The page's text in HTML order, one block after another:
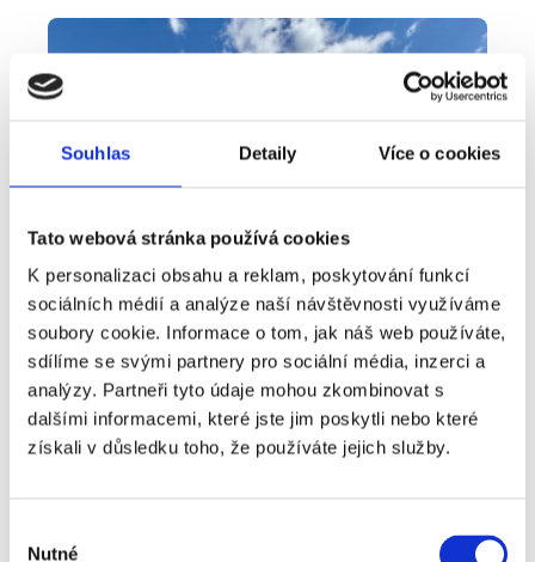
Souhlas Detaily Více o cookies
Tato webová stránka používá cookies
K personalizaci obsahu a reklam, poskytování funkcí
sociálních médií a analýze naší návštěvnosti využíváme
soubory cookie. Informace o tom, jak náš web používáte,
sdílíme se svými partnery pro sociální média, inzerci a
analýzy. Partneři tyto údaje mohou zkombinovat s
dalšími informacemi, které jste jim poskytli nebo které
získali v důsledku toho, že používáte jejich služby.
Nutné
Prodej rodinné domy, 181 m² - Unhošť
Typ nabídky
Prodej
Typ nemovitosti
Dům
Virtuální prohlídka
360° video